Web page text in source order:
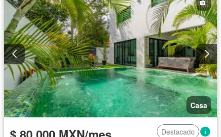
Caseta de vigilancia
Recámara con closet
Wifi
Completamente amueblado
Casa
Destacado